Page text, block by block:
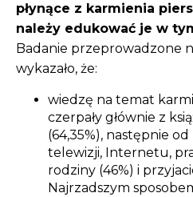
płynące z karmienia
należy edukować je w
Badanie przeprowadzone
wykazało, że:
wiedzę na temat
czerpały głównie z
(64,35%), następnie od
telewizji, Internetu,
rodziny (46%) i
Najrzadszym